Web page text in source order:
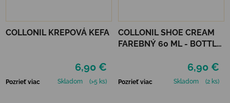
COLLONIL KREPOVÁ KEFA
6,90 €
Pozrieť viac Skladom (>5 ks)
COLLONIL SHOE CREAM
FAREBNÝ 60 ML - BOTTLE
6,90 €
Pozrieť viac Skladom (2 ks)